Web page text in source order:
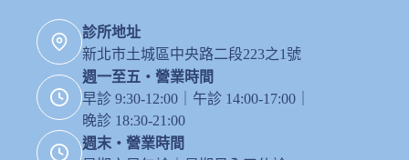
診所地址
新北市土城區中央路二段223之1號
週一至五・營業時間
早診 9:30-12:00｜午診 14:00-17:00｜
晚診 18:30-21:00
週末・營業時間